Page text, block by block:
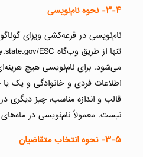
۳-۴- نحوه نام‌نویسی
نام‌نویسی در قرعه‌کشی ویزای
می‌شود. برای نام‌نویسی هیچ
اطلاعات فردی و خانوادگی و یک
قالب و اندازه مناسب، چیز دیگری
نیست. معمولاً نام‌نویسی در ماه‌های
۳-۵- نحوه انتخاب متقاضیان